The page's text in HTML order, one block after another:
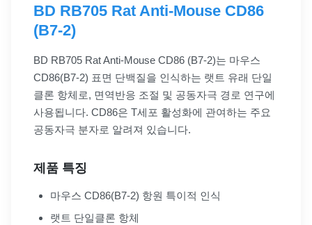
BD RB705 Rat Anti-Mouse CD86
(B7-2)
BD RB705 Rat Anti-Mouse CD86 (B7-2)는 마우스
CD86(B7-2) 표면 단백질을 인식하는 랫트 유래 단일
클론 항체로, 면역반응 조절 및 공동자극 경로 연구에
사용됩니다. CD86은 T세포 활성화에 관여하는 주요
공동자극 분자로 알려져 있습니다.
제품 특징
마우스 CD86(B7-2) 항원 특이적 인식
랫트 단일클론 항체